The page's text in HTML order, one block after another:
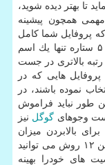
تا بهتر دیده شوید،
همچون پیشینه
پروفایل شما كامل
شود، لینكدین به شما ۵ ستاره می دهد. حالت ۵ ستاره تنها یك اسم
بالاتری در جست
هایی كه در
را انتخاب نموده باشند، در
همین طور نباید فراموش
وجوهای گوگل نیز
اینجا ۱۲ نكته ساده برای بالابردن میزان
بازدیدهای شما مطرح می شود، شما با انجام این ۱۲ روش می توانید
های خودرا بهینه